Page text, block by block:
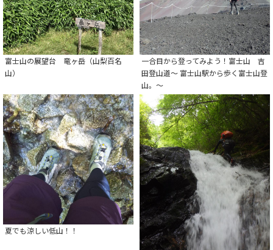
富士山の展望台 竜ヶ岳（山梨百名
山）
一合目から登ってみよう！富士山 吉
田登山道～ 富士山駅から歩く富士山登
山。～
夏でも涼しい低山！！